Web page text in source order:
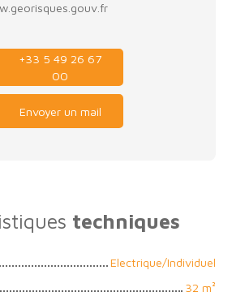
+33 5 49 26 67
00
Envoyer un mail
techniques
Electrique/Individuel
32 m²